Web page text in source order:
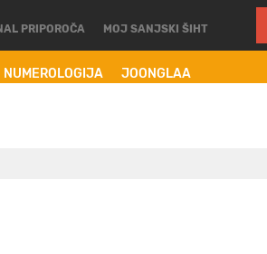
NUMEROLOGIJA JOONGLAA
PRIPOROČA MOJ SANJSKI ŠIHT